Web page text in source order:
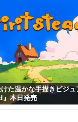
た温かな手描きビジ
本日発売